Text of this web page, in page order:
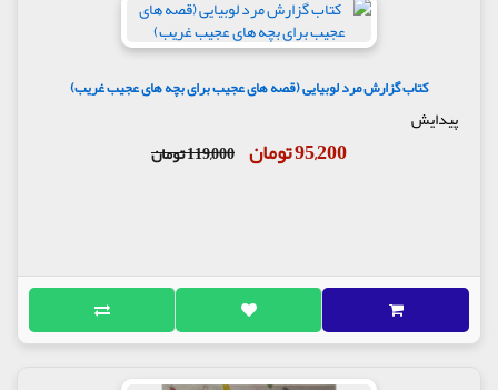
کتاب گزارش مرد لوبیایی (قصه های عجیب برای بچه های عجیب غریب)
پیدایش
95,200 تومان 119,000 تومان